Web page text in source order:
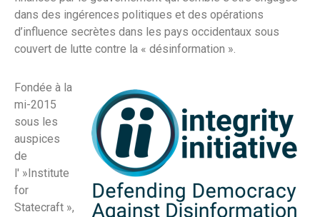
dans des ingérences politiques et des opérations
d’influence secrètes dans les pays occidentaux sous
couvert de lutte contre la « désinformation ».
Fondée à la
mi-2015
sous les
auspices
de
l' »Institute
for
Statecraft »,